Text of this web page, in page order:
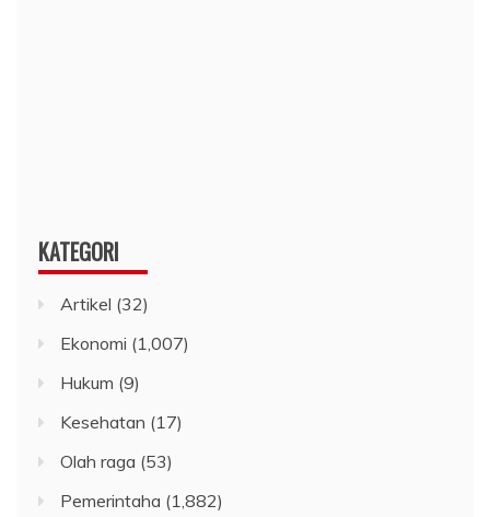
KATEGORI
Artikel (32)
Ekonomi (1,007)
Hukum (9)
Kesehatan (17)
Olah raga (53)
Pemerintaha (1,882)